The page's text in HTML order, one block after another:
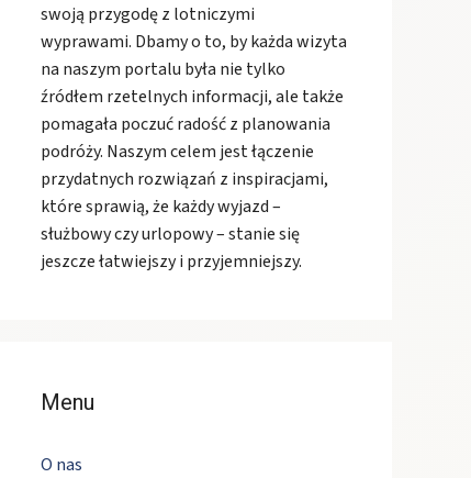
swoją przygodę z lotniczymi
wyprawami. Dbamy o to, by każda wizyta
na naszym portalu była nie tylko
źródłem rzetelnych informacji, ale także
pomagała poczuć radość z planowania
podróży. Naszym celem jest łączenie
przydatnych rozwiązań z inspiracjami,
które sprawią, że każdy wyjazd –
służbowy czy urlopowy – stanie się
jeszcze łatwiejszy i przyjemniejszy.
Menu
O nas